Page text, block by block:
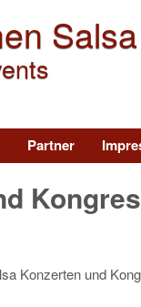
Salsa
Partner
Konzerten und